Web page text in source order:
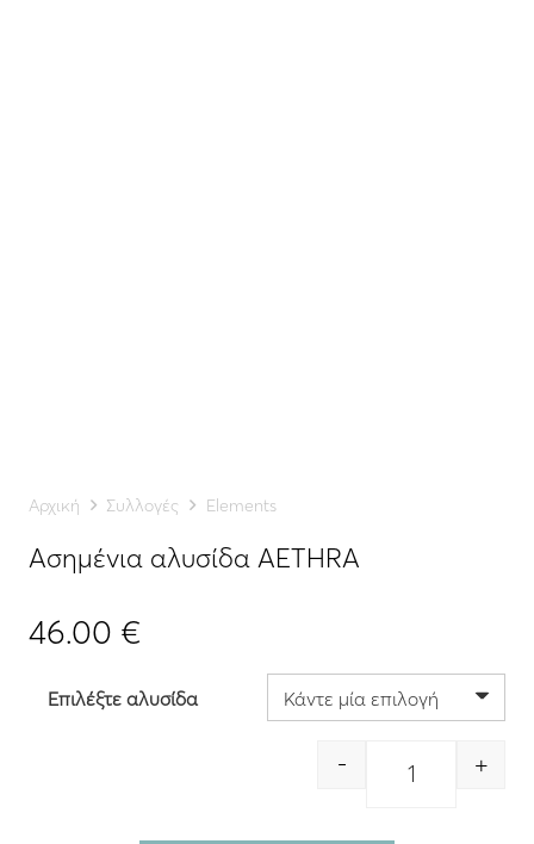
Αρχική Συλλογές Elements
Ασημένια αλυσίδα AETHRA
46.00 €
Επιλέξτε αλυσίδα
Quantity
- +